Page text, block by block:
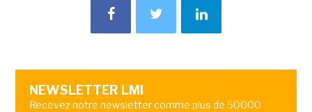
NEWSLETTER LMI
Recevez notre newsletter comme plus de 50000